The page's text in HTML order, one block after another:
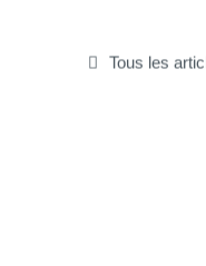
Tous les